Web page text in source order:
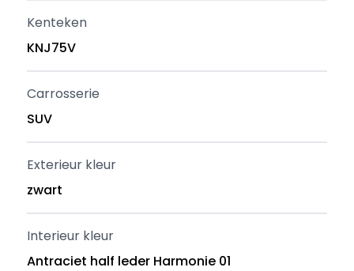
Kenteken
KNJ75V
Carrosserie
SUV
Exterieur kleur
zwart
Interieur kleur
Antraciet half leder Harmonie 01